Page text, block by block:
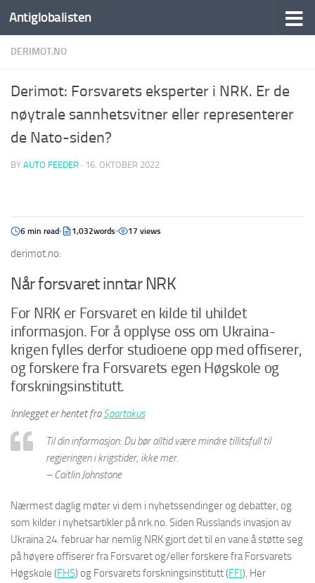
Antiglobalisten
DERIMOT.NO
Derimot: Forsvarets eksperter i NRK. Er de
nøytrale sannhetsvitner eller representerer
de Nato-siden?
BY AUTO FEEDER · 16. OKTOBER 2022
6 min read 1,032words 17 views
derimot.no:
Når forsvaret inntar NRK
For NRK er Forsvaret en kilde til uhildet
informasjon. For å opplyse oss om Ukraina-
krigen fylles derfor studioene opp med offiserer,
og forskere fra Forsvarets egen Høgskole og
forskningsinstitutt.
Innlegget er hentet fraSpartakus
Til din informasjon: Du bør alltid være mindre tillitsfull til
regjeringen i krigstider, ikke mer.
– Caitlin Johnstone
Nærmest daglig møter vi dem i nyhetssendinger og debatter, og
som kilder i nyhetsartikler på nrk.no. Siden Russlands invasjon av
Ukraina 24. februar har nemlig NRK gjort det til en vane å støtte seg
på høyere offiserer fra Forsvaret og/eller forskere fra Forsvarets
Høgskole (FHS) og Forsvarets forskningsinstitutt (FFI). Her